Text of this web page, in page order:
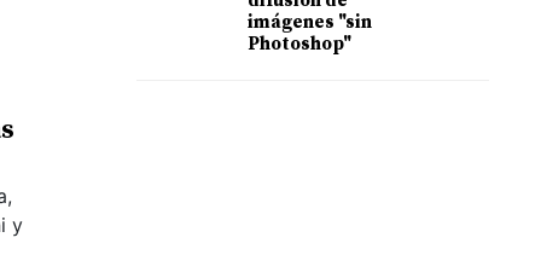
y
imágenes "sin
Photoshop"